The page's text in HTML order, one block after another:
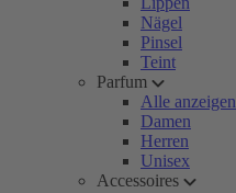
Nägel
Pinsel
Teint
Parfum
Alle anzeigen
Damen
Herren
Unisex
Accessoires